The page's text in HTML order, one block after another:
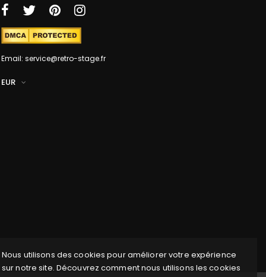
Nous utilisons des cookies pour améliorer votre expérience
sur notre site. Découvrez comment nous utilisons les cookies
Email: service@retro-stage.fr
EUR